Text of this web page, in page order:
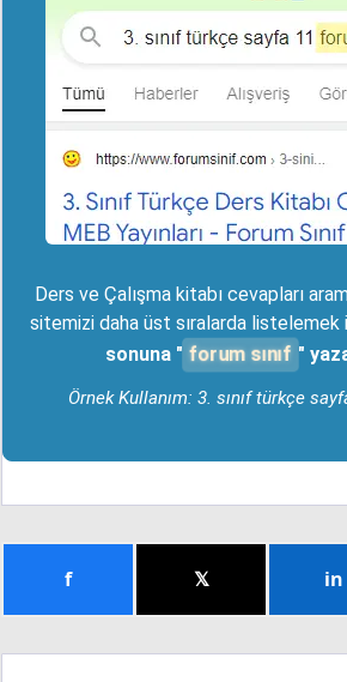
Ders ve Çalışma kitabı cevapları
sitemizi daha üst sıralarda listelemek
sonuna " forum sınıf "
Örnek Kullanım: 3. sınıf türkçe
f 𝕏 in